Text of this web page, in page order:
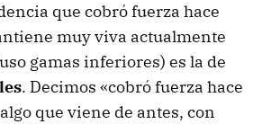
que cobró fuerza hace
muy viva actualmente
gamas inferiores) es la de
. Decimos «cobró fuerza hace
que viene de antes, con